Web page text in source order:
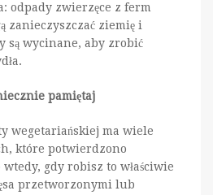
odpady zwierzęce z ferm
zanieczyszczać ziemię i
są wycinane, aby zrobić
pamiętaj
wegetariańskiej ma wiele
które potwierdzono
gdy robisz to właściwie
przetworzonymi lub